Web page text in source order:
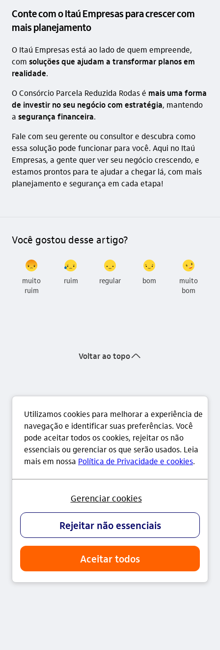
Conte com o Itaú Empresas para crescer com
mais planejamento
O Itaú Empresas está ao lado de quem empreende,
com soluções que ajudam a transformar planos em
realidade.
O Consórcio Parcela Reduzida Rodas é mais uma forma
de investir no seu negócio com estratégia, mantendo
a segurança financeira.
Fale com seu gerente ou consultor e descubra como
essa solução pode funcionar para você. Aqui no Itaú
Empresas, a gente quer ver seu negócio crescendo, e
estamos prontos para te ajudar a chegar lá, com mais
planejamento e segurança em cada etapa!
Você gostou desse artigo?
muito
ruim
ruim regular bom
muito
bom
Voltar ao toposeta_cima